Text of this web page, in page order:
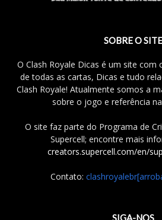
SOBRE O SITE
O Clash Royale Dicas é um site
de todas as cartas, Dicas e tudo
Clash Royale! Atualmente somos a
sobre o jogo e referência
O site faz parte do Programa de
Supercell; encontre mais
creators.supercell.com/en/
Contato:
SIGA-NOS